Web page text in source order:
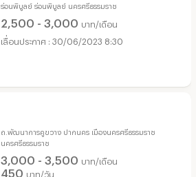
ร่อนพิบูลย์ ร่อนพิบูลย์ นครศรีธรรมราช
2,500 - 3,000 บาท/เดือน
30/06/2023 8:30
ถ.พัฒนาการคูขวาง ปากนคร เมืองนครศรีธรรมราช
นครศรีธรรมราช
3,000 - 3,500 บาท/เดือน
450 บาท/วัน